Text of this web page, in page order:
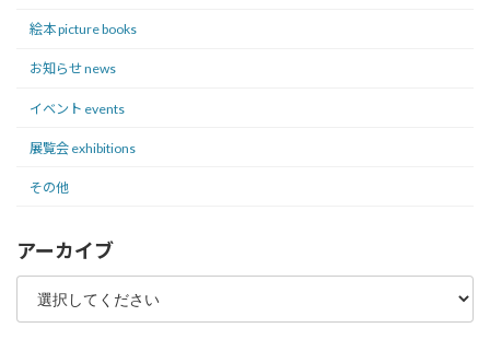
絵本 picture books
お知らせ news
イベント events
展覧会 exhibitions
その他
アーカイブ